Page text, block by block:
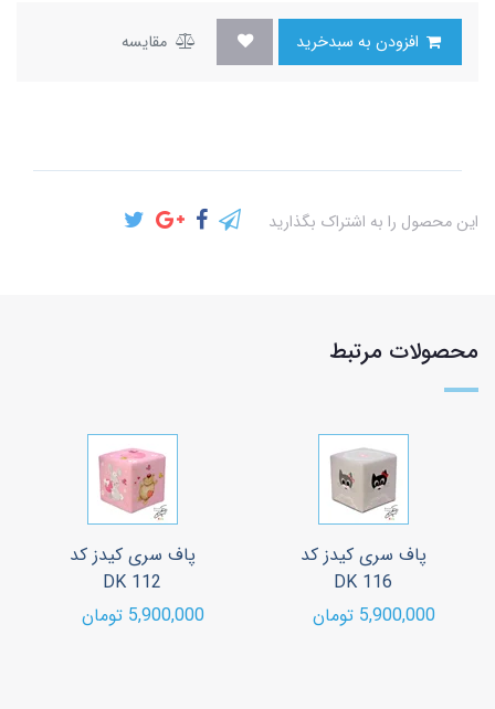
مقایسه
این محصول را به اشتراک بگذارید
محصولات مرتبط
پاف سری کیدز کد
DK 112
5,900,000 تومان
پاف سری کیدز کد
DK 106
5,900,000 تومان